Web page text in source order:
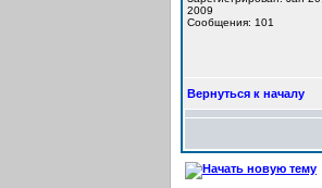
2009
Сообщения: 101
Вернуться к началу